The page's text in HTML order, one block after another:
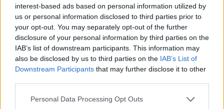
interest-based ads based on personal information utilized by
us or personal information disclosed to third parties prior to
your opt-out. You may separately opt-out of the further
disclosure of your personal information by third parties on the
IAB’s list of downstream participants. This information may
also be disclosed by us to third parties on the IAB’s List of
Downstream Participants that may further disclose it to other
Please note that this website/app uses one or more Google
Personal Data Processing Opt Outs
La International Drivers Association te ofrece la posibilidad…
AUTOMOVIL